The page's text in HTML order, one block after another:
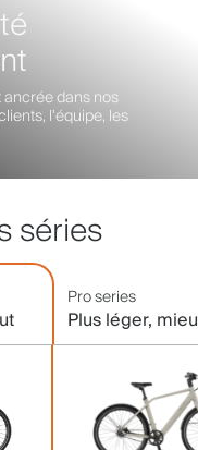
ancrée dans nos
l'équipe, les
séries
Pro series
Plus léger,